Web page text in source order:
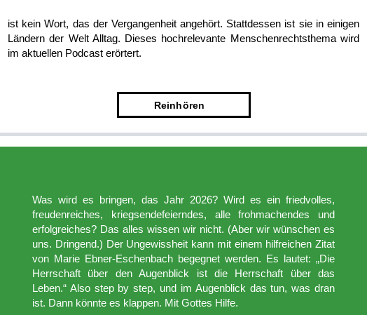
ist kein Wort, das der Vergangenheit angehört. Stattdessen ist sie in einigen
Ländern der Welt Alltag. Dieses hochrelevante Menschenrechtsthema wird
im aktuellen Podcast erörtert.
Rein­hören
Was wird es bringen, das Jahr 2026? Wird es ein friedvolles,
freudenreiches, kriegsendefeierndes, alle frohmachendes und
erfolgreiches? Das alles wissen wir nicht. (Aber wir wünschen es
uns. Dringend.) Der Ungewissheit kann mit einem hilfreichen Zitat
von Marie Ebner-Eschenbach begegnet werden. Es lautet: „Die
Herrschaft über den Augenblick ist die Herrschaft über das
Leben.“ Also step by step, und im Augenblick das tun, was dran
ist. Dann könnte es klappen. Mit Gottes Hilfe.